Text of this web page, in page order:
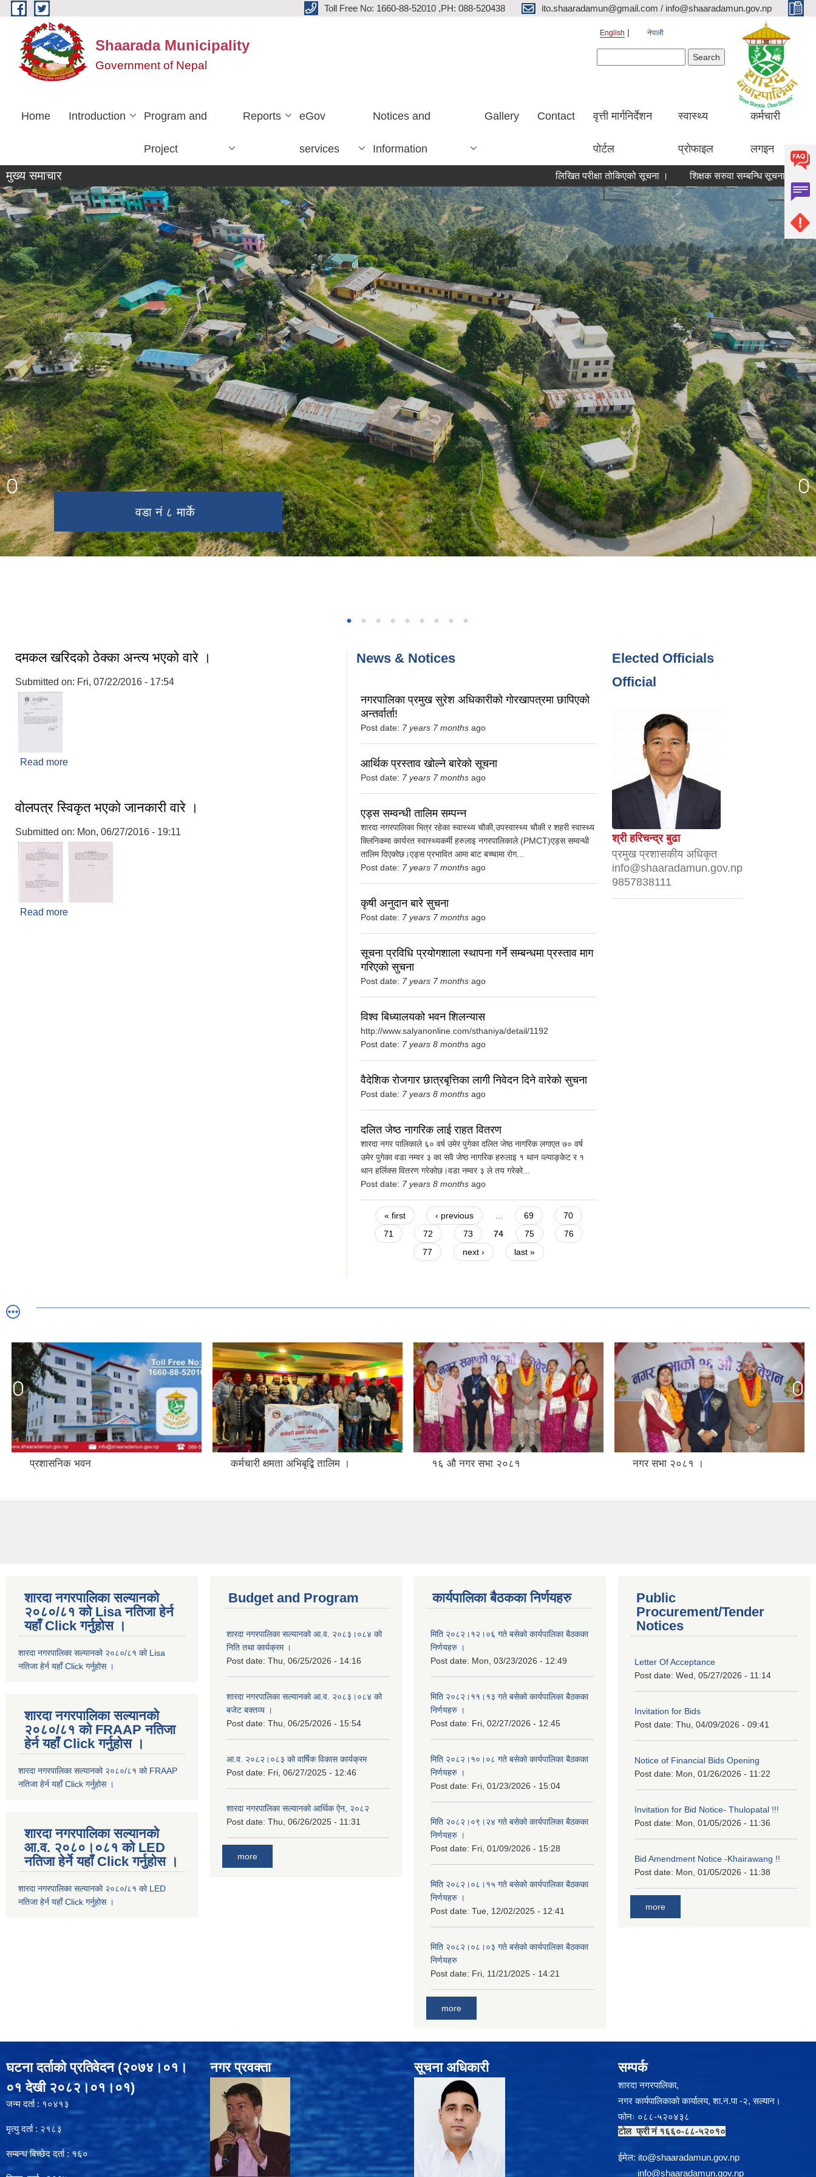
Skip to main content Toll Free No: 1660-88-52010 ,PH: 088-520438 ito.shaaradamun@gmail.com / info@shaaradamun.gov.np
Shaarada Municipality
Government of Nepal
English नेपाली
Home Introduction Program and
Project
Reports eGov
services
Notices and
Information
Gallery Contact वृत्ती मार्गनिर्देशन
पोर्टल
स्वास्थ्य
प्रोफाइल
कर्मचारी
लगइन
मुख्य समाचार लिखित परीक्षा तोकिएको सूचना । शिक्षक सरुवा सम्बन्धि सूचना । शारदा
वडा नं ८ मार्के
वडा नं ७ ओख्रेनी
त्रि ज मा वी लुहापिङ
नगर सभा
प्रशिद्ब धार्मिक स्थल खैराबाङ
नगरपालिका परिवार
रनिङ सिल्ड
प्रशासनिक भवन
दमकल खरिदकाे ठेक्का अन्त्य भएकाे वारे ।
Submitted on: Fri, 07/22/2016 - 17:54
Read more
वाेलपत्र स्विकृत भएकाे जानकारी वारे ।
Submitted on: Mon, 06/27/2016 - 19:11
Read more
News & Notices
नगरपालिका प्रमुख सुरेश अधिकारीको गोरखापत्रमा छापिएको
अन्तर्वार्ता!
Post date: 7 years 7 months ago
आर्थिक प्रस्ताव खोल्ने बारेको सूचना
Post date: 7 years 7 months ago
एड्स सम्वन्धी तालिम सम्पन्न
शारदा नगरपालिका भित्र रहेका स्वास्थ्य चौकी,उपस्वास्थ्य चौकी र शहरी स्वास्थ्य
क्लिनिकमा कार्यरत स्वास्थ्यकर्मी हरुलाइ नगरपालिकाले (PMCT)एड्स सम्वन्धी
तालिम दिएकोछ।एड्स प्रभावित आमा बाट बच्चामा रोग...
Post date: 7 years 7 months ago
कृषी अनुदान बारे सुचना
Post date: 7 years 7 months ago
सूचना प्रविधि प्रयोगशाला स्थापना गर्ने सम्बन्धमा प्रस्ताव माग
गरिएको सुचना
Post date: 7 years 7 months ago
विश्व बिध्यालयको भवन शिलन्यास
http://www.salyanonline.com/sthaniya/detail/1192
Post date: 7 years 8 months ago
वैदेशिक रोजगार छात्रबृत्तिका लागी निवेदन दिने वारेको सुचना
Post date: 7 years 8 months ago
दलित जेष्ठ नागरिक लाई राहत वितरण
शारदा नगर पालिकाले ६० वर्ष उमेर पुगेका दलित जेष्ठ नागरिक लगाएत ७० वर्ष
उमेर पुगेका वडा नम्वर ३ का सवै जेष्ठ नागरिक हरुलाइ १ थान व्ल्याङ्केट र १
थान हर्लिक्स वितरण गरेकोछ।वडा नम्वर ३ ले तय गरेको...
Post date: 7 years 8 months ago
Pages
« first ‹ previous 69
70
71
72 73 74 75
76
77
next › last »
Elected Officials
Official
श्री हरिचन्द्र बुढा
प्रमुख प्रशासकीय अधिकृत
info@shaaradamun.gov.np
9857838111
कर्मचारी क्षमता अभिबृद्बि तालिम । १६ औ नगर सभा २०८१ नगर सभा २०८१ । HPV खोप अभियान
शारदा नगरपालिका सल्यानको
२०८०/८१ को Lisa नतिजा हेर्न
यहाँ Click गर्नुहोस ।
शारदा नगरपालिका सल्यानको २०८०/८१ को Lisa
नतिजा हेर्न यहाँ Click गर्नुहोस ।
शारदा नगरपालिका सल्यानको
२०८०/८१ को FRAAP नतिजा
हेर्न यहाँ Click गर्नुहोस ।
शारदा नगरपालिका सल्यानको २०८०/८१ को FRAAP
नतिजा हेर्न यहाँ Click गर्नुहोस ।
शारदा नगरपालिका सल्यानको
आ.व. २०८०।०८१ को LED
नतिजा हेर्ने यहाँ Click गर्नुहोस ।
शारदा नगरपालिका सल्यानको २०८०/८१ को LED
नतिजा हेर्न यहाँ Click गर्नुहोस ।
Budget and Program
शारदा नगरपालिका सल्यानको आ.व. २०८३।०८४ को
निति तथा कार्यक्रम ।
Post date: Thu, 06/25/2026 - 14:16
शारदा नगरपालिका सल्यानको आ.व. २०८३।०८४ को
बजेट बक्तव्य ।
Post date: Thu, 06/25/2026 - 15:54
आ.व. २०८२।०८३ को वार्षिक विकास कार्यक्रम
Post date: Fri, 06/27/2025 - 12:46
शारदा नगरपालिका सल्यानको आर्थिक ऐन, २०८२
Post date: Thu, 06/26/2025 - 11:31
more
कार्यपालिका बैठकका निर्णयहरु
मिति २०८२।१२।०६ गते बसेको कार्यपालिका बैठकका
निर्णयहरु ।
Post date: Mon, 03/23/2026 - 12:49
मिति २०८२।११।१३ गते बसेको कार्यपालिका बैठकका
निर्णयहरु ।
Post date: Fri, 02/27/2026 - 12:45
मिति २०८२।१०।०८ गते बसेको कार्यपालिका बैठकका
निर्णयहरु ।
Post date: Fri, 01/23/2026 - 15:04
मिति २०८२।०९।२४ गते बसेको कार्यपालिका बैठकका
निर्णयहरु ।
Post date: Fri, 01/09/2026 - 15:28
मिति २०८२।०८।१५ गते बसेको कार्यपालिका बैठकका
निर्णयहरु ।
Post date: Tue, 12/02/2025 - 12:41
मिति २०८२।०८।०३ गते बसेको कार्यपालिका बैठकका
निर्णयहरु
Post date: Fri, 11/21/2025 - 14:21
more
Public
Procurement/Tender
Notices
Letter Of Acceptance
Post date: Wed, 05/27/2026 - 11:14
Invitation for Bids
Post date: Thu, 04/09/2026 - 09:41
Notice of Financial Bids Opening
Post date: Mon, 01/26/2026 - 11:22
Invitation for Bid Notice- Thulopatal !!!
Post date: Mon, 01/05/2026 - 11:36
Bid Amendment Notice -Khairawang !!
Post date: Mon, 01/05/2026 - 11:38
more
घटना दर्ताको प्रतिवेदन (२०७४।०१।
०१ देखी २०८२।०१।०१)
जन्म दर्ता : १०४१३
मृत्यु दर्ता : २१८३
सम्बन्ध बिच्छेद दर्ता : १६०
नगर प्रवक्ता सूचना अधिकारी सम्पर्क
शारदा नगरपालिका,
नगर कार्यपालिकाको कार्यालय, शा.न.पा -२, सल्यान।
फोनः ०८८-५२०४३८
टोल फ्री नं १६६०-८८-५२०१०
ईमेल: ito@shaaradamun.gov.np
info@shaaradamun.gov.np